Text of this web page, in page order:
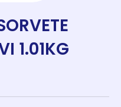
1.01KG